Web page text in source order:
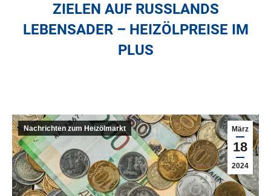
ZIELEN AUF RUSSLANDS
LEBENSADER – HEIZÖLPREISE IM
PLUS
März
18
2024
Nachrichten zum Heizölmarkt